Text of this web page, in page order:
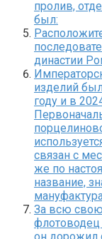
пролив,
был:
династии
изделий
году и в
связан с
же по
название,
За всю свою
флотоводец